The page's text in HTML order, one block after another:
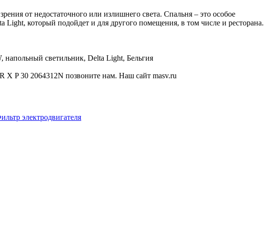
от недостаточного или излишнего света. Спальня – это особое
который подойдет и для другого помещения, в том числе и ресторана.
светильник, Delta Light, Бельгия
X P 30 2064312N позвоните нам. Наш сайт masv.ru
электродвигателя